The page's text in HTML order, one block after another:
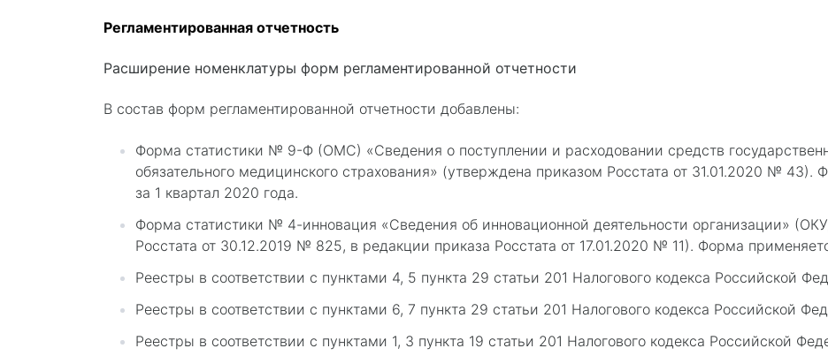
Регламентированная отчетность
Расширение номенклатуры форм регламентированной отчетности
В состав форм регламентированной отчетности добавлены:
Форма статистики № 9-Ф (ОМС) «Сведения о поступлении и расходовании средств
обязательного медицинского страхования» (утверждена приказом Росстата от 31.01.2020 № 43).
за 1 квартал 2020 года.
Форма статистики № 4-инновация «Сведения об инновационной деятельности организации»
Росстата от 30.12.2019 № 825, в редакции приказа Росстата от 17.01.2020 № 11). Форма
Реестры в соответствии с пунктами 4, 5 пункта 29 статьи 201 Налогового кодекса Российской
Реестры в соответствии с пунктами 6, 7 пункта 29 статьи 201 Налогового кодекса Российской
Реестры в соответствии с пунктами 1, 3 пункта 19 статьи 201 Налогового кодекса Российской